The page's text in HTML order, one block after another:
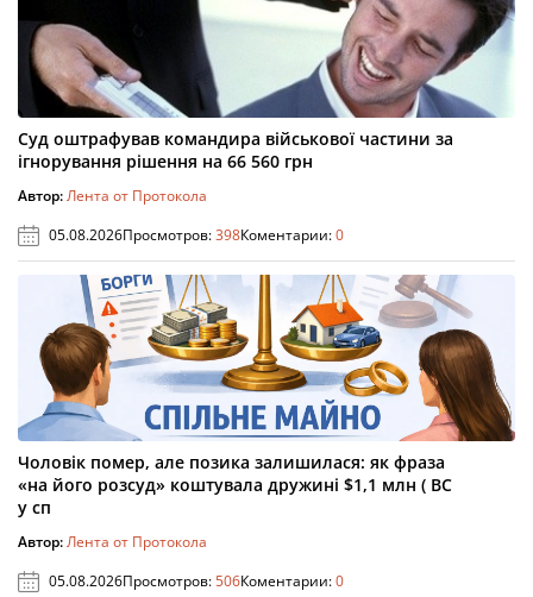
Суд оштрафував командира військової частини за
ігнорування рішення на 66 560 грн
Автор:Лента от Протокола
05.08.2026Просмотров:398Коментарии:0
Чоловік помер, але позика залишилася: як фраза
«на його розсуд» коштувала дружині $1,1 млн ( ВС
у сп
Автор:Лента от Протокола
05.08.2026Просмотров:506Коментарии:0